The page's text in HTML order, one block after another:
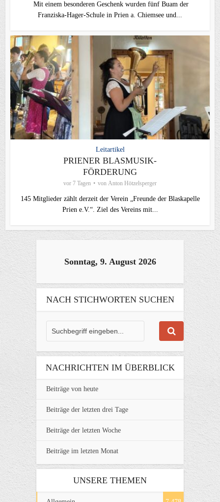
Mit einem besonderen Geschenk wurden fünf Buam der
Franziska-Hager-Schule in Prien a. Chiemsee und...
Leitartikel
PRIENER BLASMUSIK-
FÖRDERUNG
vor 7 Tagen von Anton Hötzelsperger
145 Mitglieder zählt derzeit der Verein „Freunde der Blaskapelle
Prien e.V.“. Ziel des Vereins mit...
Sonntag, 9. August 2026
NACH STICHWORTEN SUCHEN
NACHRICHTEN IM ÜBERBLICK
Beiträge von heute
Beiträge der letzten drei Tage
Beiträge der letzten Woche
Beiträge im letzten Monat
UNSERE THEMEN